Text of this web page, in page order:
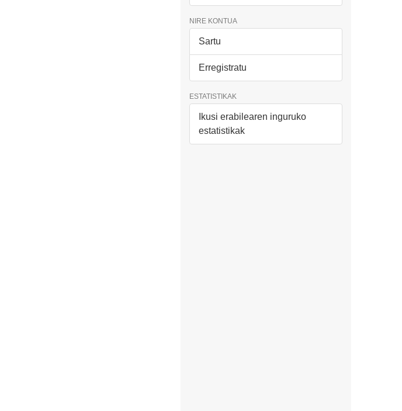
NIRE KONTUA
Sartu
Erregistratu
ESTATISTIKAK
Ikusi erabilearen inguruko
estatistikak